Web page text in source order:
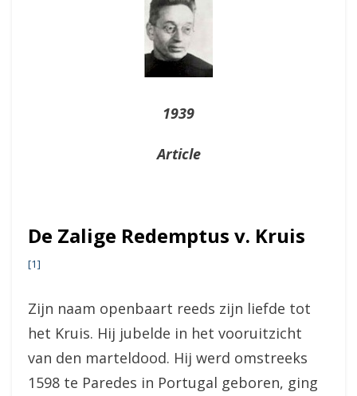
1939
Article
De Zalige Redemptus v. Kruis
[1]
Zijn naam openbaart reeds zijn liefde tot
het Kruis. Hij jubelde in het vooruitzicht
van den marteldood. Hij werd omstreeks
1598 te Paredes in Portugal geboren, ging